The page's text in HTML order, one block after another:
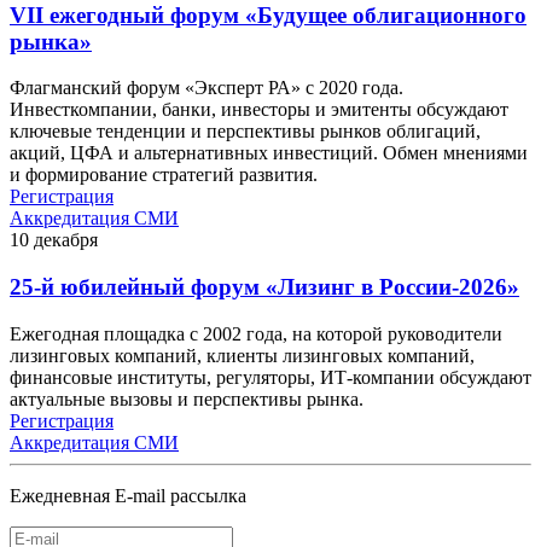
VII ежегодный форум «Будущее облигационного
рынка»
Флагманский форум «Эксперт РА» с 2020 года.
Инвесткомпании, банки, инвесторы и эмитенты обсуждают
ключевые тенденции и перспективы рынков облигаций,
акций, ЦФА и альтернативных инвестиций. Обмен мнениями
и формирование стратегий развития.
Регистрация
Аккредитация СМИ
10 декабря
25-й юбилейный форум «Лизинг в России-2026»
Ежегодная площадка с 2002 года, на которой руководители
лизинговых компаний, клиенты лизинговых компаний,
финансовые институты, регуляторы, ИТ-компании обсуждают
актуальные вызовы и перспективы рынка.
Регистрация
Аккредитация СМИ
Ежедневная E-mail рассылка